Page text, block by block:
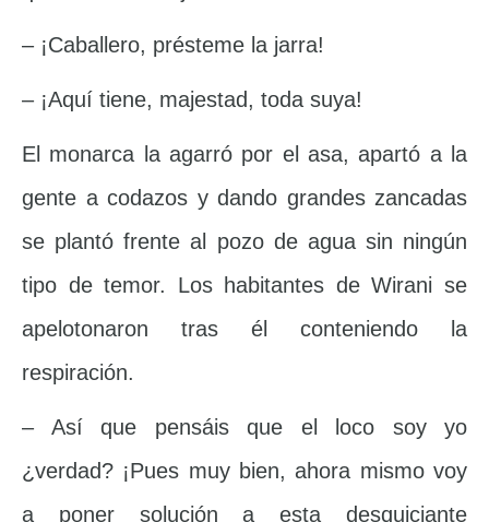
– ¡Caballero, présteme la jarra!
– ¡Aquí tiene, majestad, toda suya!
El monarca la agarró por el asa, apartó a la
gente a codazos y dando grandes zancadas
se plantó frente al pozo de agua sin ningún
tipo de temor. Los habitantes de Wirani se
apelotonaron tras él conteniendo la
respiración.
– Así que pensáis que el loco soy yo
¿verdad? ¡Pues muy bien, ahora mismo voy
a poner solución a esta desquiciante